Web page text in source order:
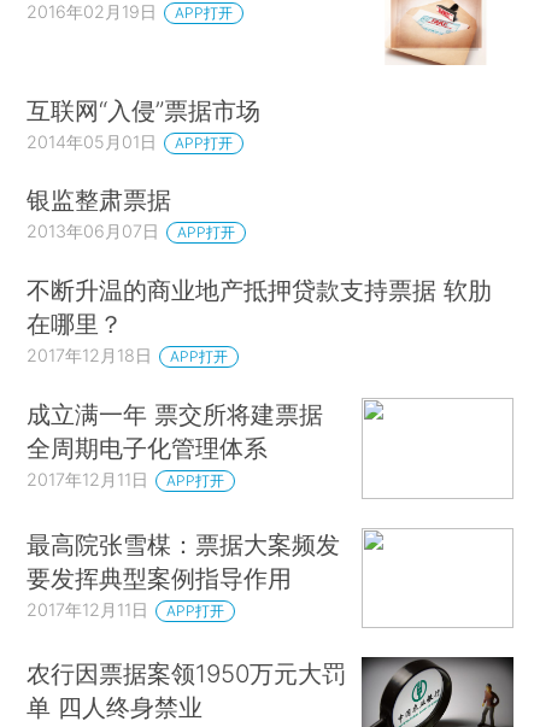
2016年02月19日 APP打开
互联网“入侵”票据市场
2014年05月01日 APP打开
银监整肃票据
2013年06月07日 APP打开
不断升温的商业地产抵押贷款支持票据 软肋
在哪里？
2017年12月18日 APP打开
成立满一年 票交所将建票据
全周期电子化管理体系
2017年12月11日 APP打开
最高院张雪楳：票据大案频发
要发挥典型案例指导作用
2017年12月11日 APP打开
农行因票据案领1950万元大罚
单 四人终身禁业